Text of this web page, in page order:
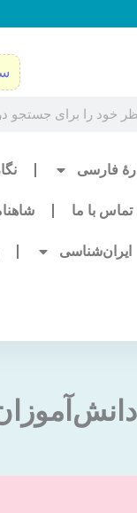
فارسی
تماس با ما
ایران‌شناسی